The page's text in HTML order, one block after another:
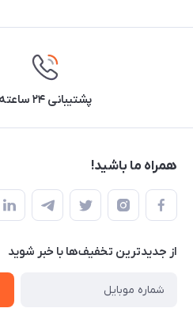
پشتیبانی ۲۴ ساعته
همراه ما باشید!
از جدید‌ترین تخفیف‌ها با‌ خبر شوید